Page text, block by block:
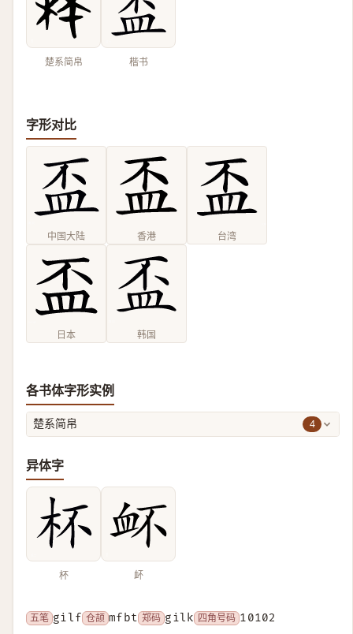
楚系简帛 楷书
字形对比
中国大陆 香港 台湾
日本 韩国
各书体字形实例
楚系简帛 4
异体字
杯 衃
五笔 gilf 仓颉 mfbt 郑码 gilk 四角号码 10102